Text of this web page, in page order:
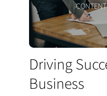
Driving
Business